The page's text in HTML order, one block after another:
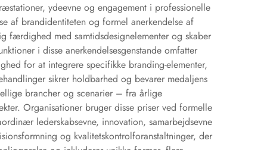
ydeevne og engagement i professionelle
af brandidentiteten og formel anerkendelse af
færdighed med samtidsdesignelementer og skaber
i disse anerkendelsesgenstande omfatter
for at integrere specifikke branding-elementer,
sikrer holdbarhed og bevarer medaljens
brancher og scenarier – fra årlige
Organisationer bruger disse priser ved formelle
lederskabsevne, innovation, samarbejdsevne
og kvalitetskontrolforanstaltninger, der